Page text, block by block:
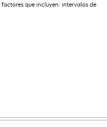
que incluyen: intervalos de